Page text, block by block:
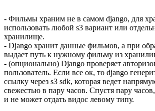
- Фильмы храним не в самом django, для
использовать любой s3 вариант или
хранилище.
- Django хранит данные фильмов, а при
выдает путь к нужному фильму из
- (опционально) Django проверяет
пользователь. Если все ок, то django
ссылку через s3 sdk, которая ведет
свежестью в пару часов. Спустя пару
и не может отдать видос левому типу.